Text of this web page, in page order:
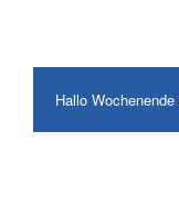
Hallo